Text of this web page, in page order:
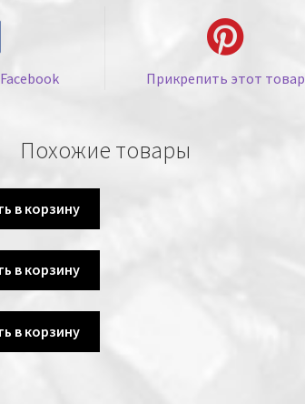
Прикрепить этот товар
Похожие товары
в корзину
в корзину
в корзину